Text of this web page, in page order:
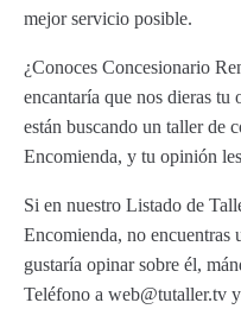
mejor servicio posible.
¿Conoces Concesionario
encantaría que nos dieras tu
están buscando un taller de
Encomienda, y tu opinión
Si en nuestro Listado de
Encomienda, no encuentras
gustaría opinar sobre él,
Teléfono a web@tutaller.tv